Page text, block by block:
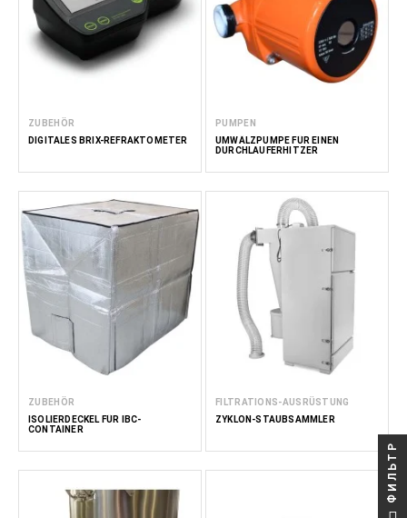
ZUBEHÖR
DIGITALES BRIX-REFRAKTOMETER
PUMPEN
UMWÄLZPUMPE FÜR EINEN
DURCHLAUFERHITZER
ZUBEHÖR
ISOLIERDECKEL FÜR IBC-
CONTAINER
FILTRATIONS-AUSRÜSTUNG
ZYKLON-STAUBSAMMLER
ФИЛЬТР